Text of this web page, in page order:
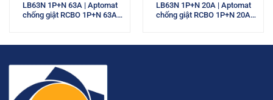
LB63N 1P+N 63A | Aptomat
chống giật RCBO 1P+N 63A
LB63N 1P+N 20A | Aptomat
chống giật RCBO 1P+N 20A